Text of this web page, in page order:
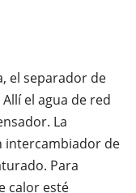
el separador de
el agua de red
La
intercambiador de
Para
calor esté